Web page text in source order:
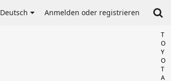
Deutsch Anmelden oder registrieren
T
O
Y
O
T
A